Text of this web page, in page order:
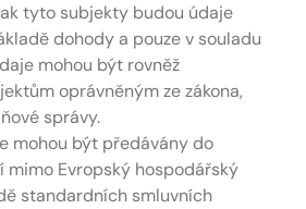
tyto subjekty budou údaje
dohody a pouze v souladu
mohou být rovněž
oprávněným ze zákona,
správy.
mohou být předávány do
mimo Evropský hospodářský
standardních smluvních